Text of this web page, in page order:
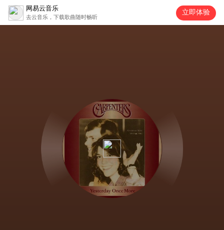
网易云音乐
去云音乐，下载歌曲随时畅听
立即体验